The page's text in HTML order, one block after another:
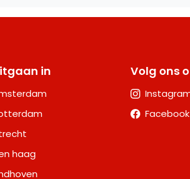
in
haag
Volg ons
Facebook